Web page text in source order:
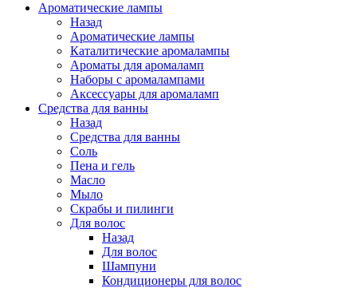
Ароматические лампы
Назад
Ароматические лампы
Каталитические аромалампы
Ароматы для аромаламп
Наборы с аромалампами
Аксессуары для аромаламп
Средства для ванны
Назад
Средства для ванны
Соль
Пена и гель
Масло
Мыло
Скрабы и пилинги
Для волос
Назад
Для волос
Шампуни
Кондиционеры для волос